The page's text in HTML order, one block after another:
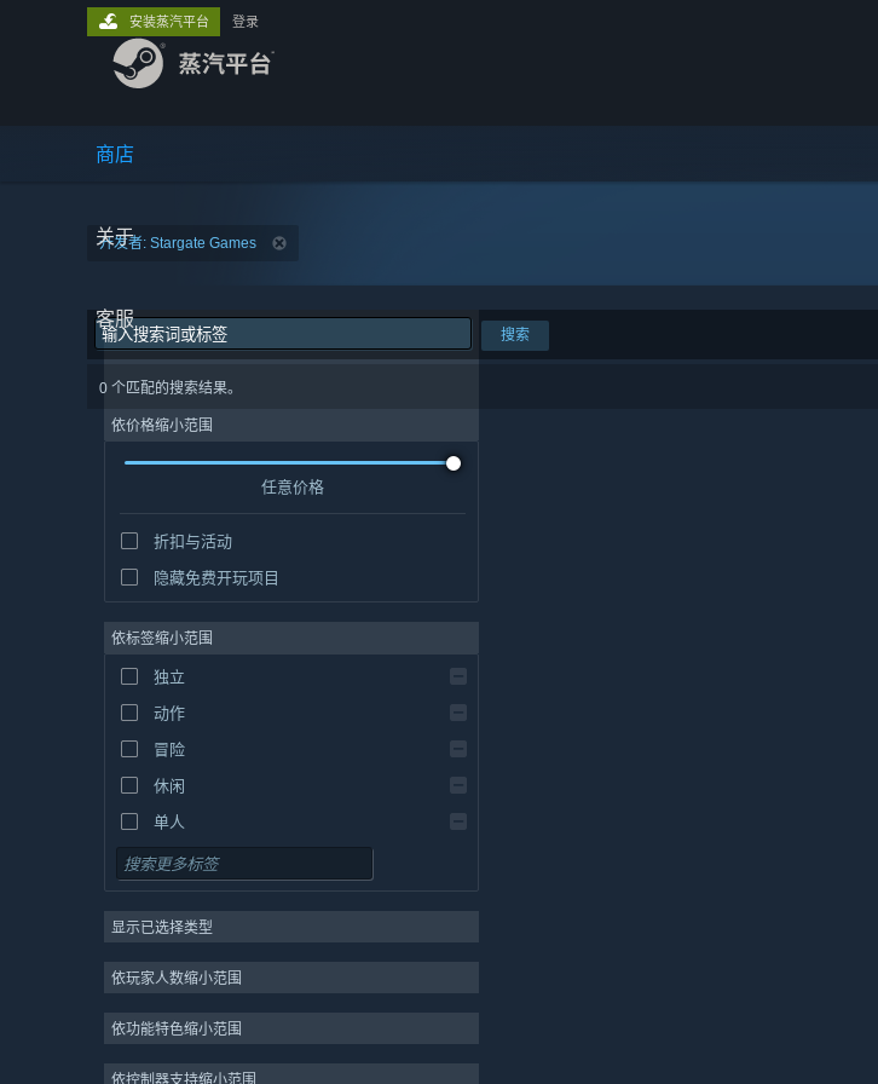
商店
关于
客服
安装蒸汽平台 登录
开发者: Stargate Games
搜索
0 个匹配的搜索结果。
依价格缩小范围
任意价格
折扣与活动
隐藏免费开玩项目
依标签缩小范围
独立
动作
冒险
休闲
单人
模拟
策略
2D
3D
免费开玩
显示已选择类型
依玩家人数缩小范围
依功能特色缩小范围
依控制器支持缩小范围